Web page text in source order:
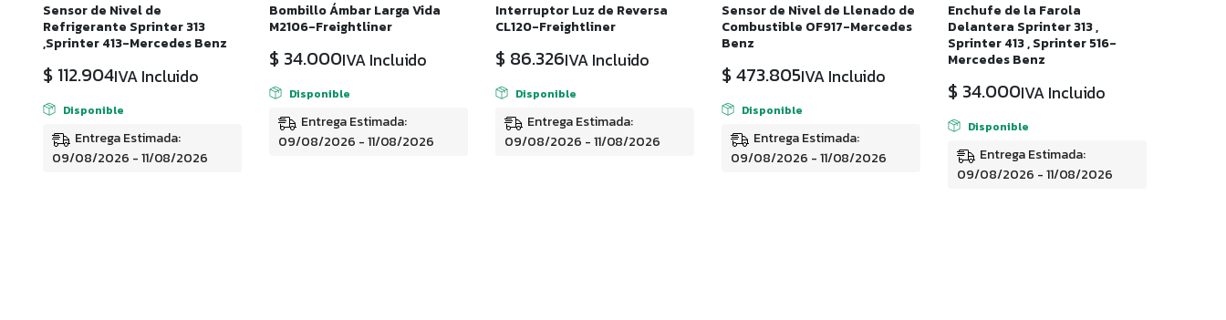
Sensor de Nivel de
Refrigerante Sprinter 313
,Sprinter 413-Mercedes Benz
$112.904IVA Incluido
Disponible
Entrega Estimada:
09/08/2026 - 11/08/2026
Bombillo Ámbar Larga Vida
M2106-Freightliner
$34.000IVA Incluido
Disponible
Entrega Estimada:
09/08/2026 - 11/08/2026
Interruptor Luz de Reversa
CL120-Freightliner
$86.326IVA Incluido
Disponible
Entrega Estimada:
09/08/2026 - 11/08/2026
Sensor de Nivel de Llenado de
Combustible OF917-Mercedes
Benz
$473.805IVA Incluido
Disponible
Entrega Estimada:
09/08/2026 - 11/08/2026
Enchufe de la Farola
Delantera Sprinter 313 ,
Sprinter 413 , Sprinter 516-
Mercedes Benz
$34.000IVA Incluido
Disponible
Entrega Estimada:
09/08/2026 - 11/08/2026